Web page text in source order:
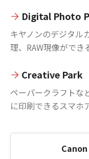
Digital Photo
キヤノンのデジタル
理、RAW現像ができ
Creative Park
ペーパークラフトな
に印刷できるスマホ
Canon